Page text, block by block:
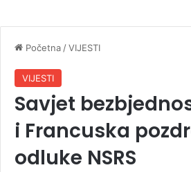
Početna /VIJESTI
VIJESTI
Savjet
i Francuska
odluke NSRS